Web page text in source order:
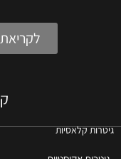
גיטרות קלאסיות